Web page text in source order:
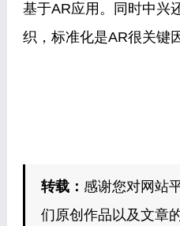
基于AR应用。同时中兴
织，标准化是AR很关键
转载： 感谢您对网站
们原创作品以及文章